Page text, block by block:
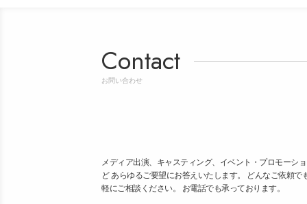
Contact
お問い合わせ
メディア出演、キャスティング、イベント・プロモーシ
ど あらゆるご要望にお答えいたします。 どんなご依頼で
軽にご相談ください。 お電話でも承っております。